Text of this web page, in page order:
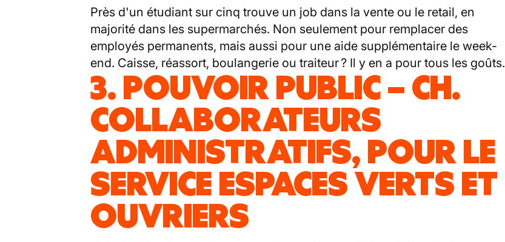
Près d'un étudiant sur cinq trouve un job dans la vente ou le retail, en
majorité dans les supermarchés. Non seulement pour remplacer des
employés permanents, mais aussi pour une aide supplémentaire le week-
end. Caisse, réassort, boulangerie ou traiteur ? Il y en a pour tous les goûts.
3. POUVOIR PUBLIC – CH.
COLLABORATEURS
ADMINISTRATIFS, POUR LE
SERVICE ESPACES VERTS ET
OUVRIERS